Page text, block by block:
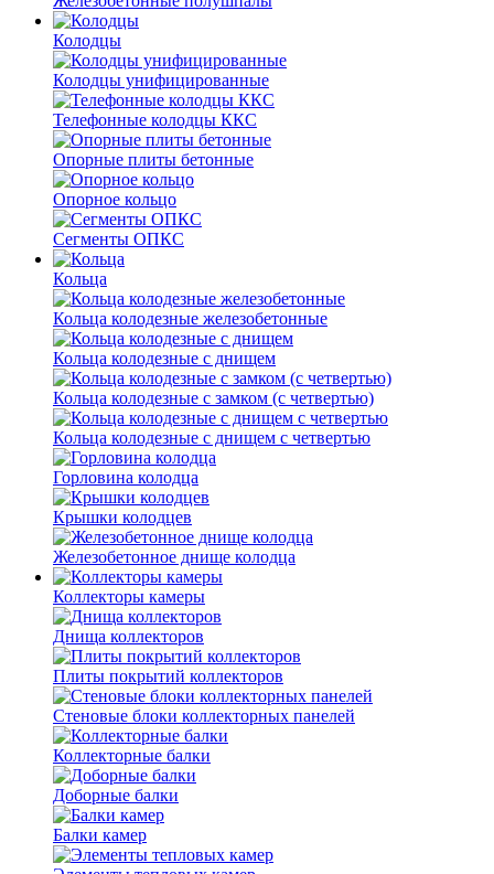
Колодцы
Колодцы унифицированные
Телефонные колодцы ККС
Опорные плиты бетонные
Опорное кольцо
Сегменты ОПКС
Кольца
Кольца колодезные железобетонные
Кольца колодезные с днищем
Кольца колодезные с замком (с четвертью)
Кольца колодезные с днищем с четвертью
Горловина колодца
Крышки колодцев
Железобетонное днище колодца
Коллекторы камеры
Днища коллекторов
Плиты покрытий коллекторов
Стеновые блоки коллекторных панелей
Коллекторные балки
Доборные балки
Балки камер